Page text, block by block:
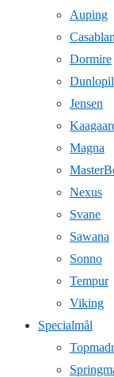
Auping
Dormire
Jensen
Magna
Nexus
Svane
Sawana
Sonno
Tempur
Viking
Specialmål